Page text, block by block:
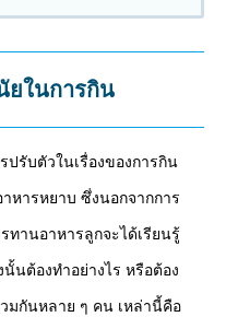
ยในการกิน
รับตัวในเรื่องของการกิน
หารหยาบ ซึ่งนอกจากการ
ทานอาหารลูกจะได้เรียนรู้
นต้องทำอย่างไร หรือต้อง
มกันหลาย ๆ คน เหล่านี้คือ